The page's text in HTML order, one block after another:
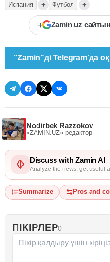
Испания + Футбол +
+ Zamin.uz
"Zamin"ді Telegram'да
Nodirbek Razzokov
«ZAMIN.UZ» редактор
Discuss with Zamin AI
Analyze the news, get useful
Summarize Pros and
ПІКІРЛЕР0